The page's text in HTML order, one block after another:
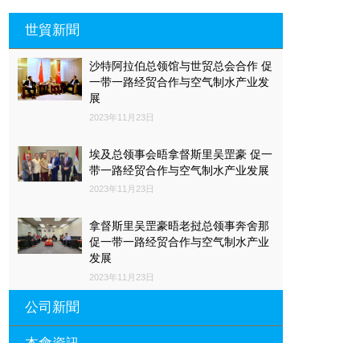
世貿新聞
沙特阿拉伯总领馆与世贸总会合作 促
一带一路经贸合作与空气制水产业发
展
2023年11月23日
埃及总领事会晤拿督斯里吴罡豪 促一
带一路经贸合作与空气制水产业发展
2023年11月23日
拿督斯里吴罡豪晤老挝总领事奔舍那
促一带一路经贸合作与空气制水产业
发展
2023年11月23日
公司新聞